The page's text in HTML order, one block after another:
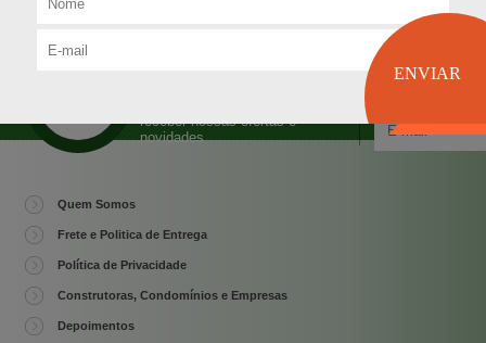
receber nossas ofertas e
novidades
Quem Somos
Frete e Politica de Entrega
Política de Privacidade
Construtoras, Condomínios e Empresas
Depoimentos